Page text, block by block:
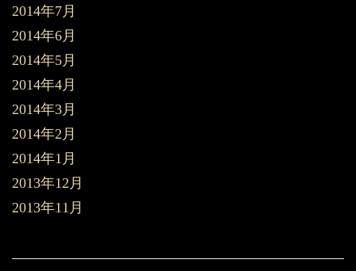
2014年7月
2014年6月
2014年5月
2014年4月
2014年3月
2014年2月
2014年1月
2013年12月
2013年11月